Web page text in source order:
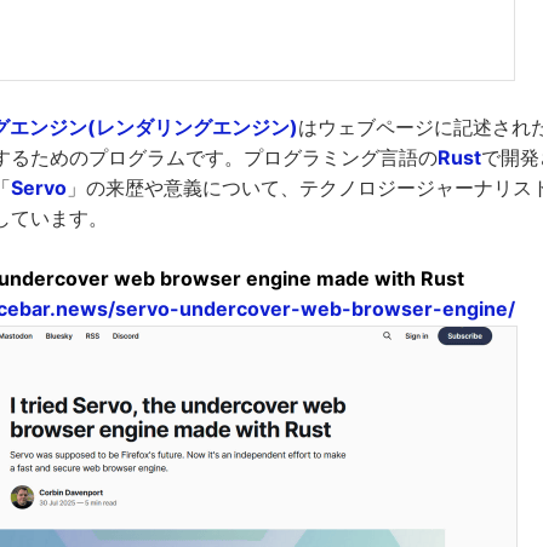
ンジン(レンダリングエンジン)はウェブページに記述され
るためのプログラムです。プログラミング言語のRustで開
Servo 」の来歴や意義について、テクノロジージャーナリス
います。
web browser engine made with Rust
servo-undercover-web-browser-engine/